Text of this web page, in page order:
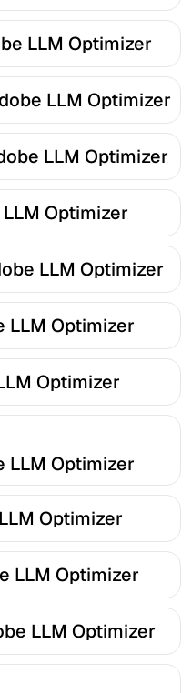
LLM Optimizer
LLM Optimizer
LLM Optimizer
Optimizer
LLM Optimizer
LLM Optimizer
Optimizer
LLM Optimizer
Optimizer
LLM Optimizer
LLM Optimizer